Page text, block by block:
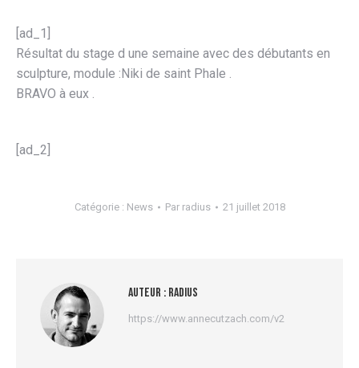
[ad_1]
Résultat du stage d une semaine avec des débutants en
sculpture, module :Niki de saint Phale .
BRAVO à eux .
[ad_2]
Catégorie : News Par radius 21 juillet 2018
Auteur : radius
https://www.annecutzach.com/v2